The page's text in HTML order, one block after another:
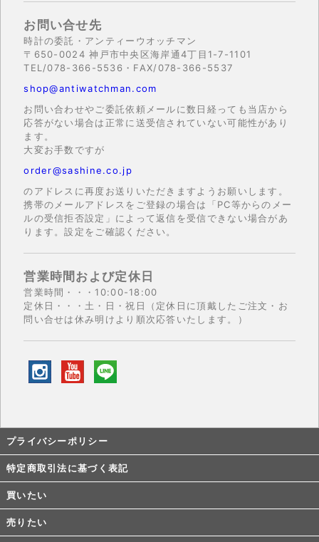
お問い合せ先
時計の委託・アンティーウオッチマン
〒650-0024 神戸市中央区海岸通4丁目1-7-1101
TEL/078-366-5536・FAX/078-366-5537
shop@antiwatchman.com
お問い合わせやご委託依頼メールに数日経っても当店から
応答がない場合は正常に送受信されていない可能性があり
ます。
大変お手数ですが
order@sashine.co.jp
のアドレスに再度お送りいただきますようお願いします。
携帯のメールアドレスをご登録の場合は「PC等からのメー
ルの受信拒否設定」によって返信を受信できない場合があ
ります。設定をご確認ください。
営業時間および定休日
営業時間・・・10:00-18:00
定休日・・・土・日・祝日（定休日に頂戴したご注文・お
問い合せは休み明けより順次応答いたします。）
プライバシーポリシー
特定商取引法に基づく表記
買いたい
売りたい